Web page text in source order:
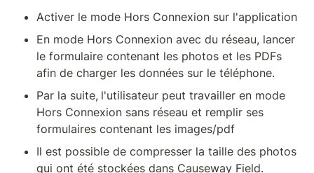
Activer le mode Hors Connexion sur l'application
En mode Hors Connexion avec du réseau, lancer
le formulaire contenant les photos et les PDFs
afin de charger les données sur le téléphone.
Par la suite, l'utilisateur peut travailler en mode
Hors Connexion sans réseau et remplir ses
formulaires contenant les images/pdf
Il est possible de compresser la taille des photos
qui ont été stockées dans Causeway Field.